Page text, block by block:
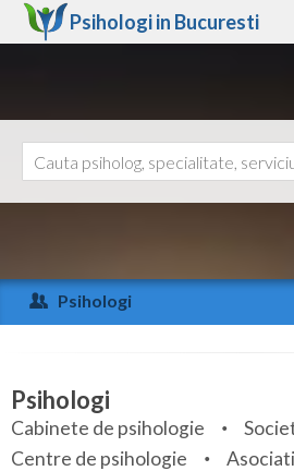
Psihologi in Bucuresti
Arad
Arges
Bihor
Bistrita-Nasaud
Ajutor
Psihologi
Specialitati
Servicii
Psihologi
Cabinete de psihologie
Centre de psihologie